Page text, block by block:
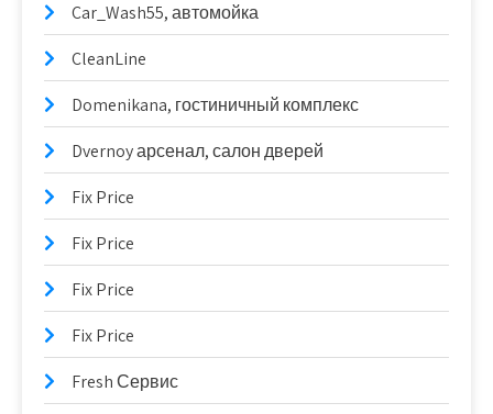
Car_Wash55, автомойка
CleanLine
Domenikana, гостиничный комплекс
Dvernoy арсенал, салон дверей
Fix Price
Fix Price
Fix Price
Fix Price
Fresh Сервис